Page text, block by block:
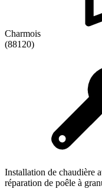
Charmois
(88120)
Installation de chaudière
réparation de poêle à